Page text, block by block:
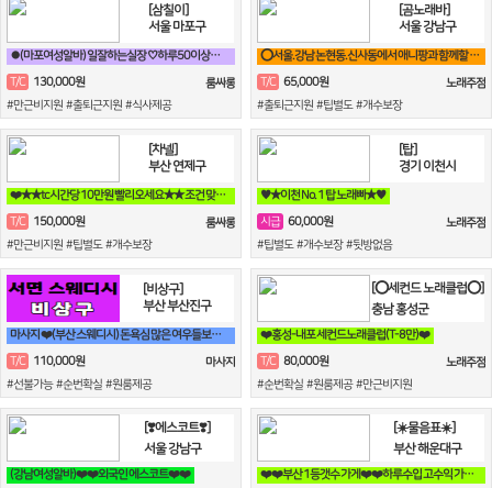
[삼칠이]
서울 마포구
⏺(마포여성알바) 일잘하는실장 ♡하루50이상♡90분♡당일지급♡훈훈⏺
T/C
130,000원
룸싸롱
#만근비지원 #출퇴근지원 #식사제공
[곰노래바]
서울 강남구
⭕서울.강남 논현동.신사동에서 애니팡과 함께할 가족모집⭕
T/C 65,000원
노래주점
#출퇴근지원 #팁별도 #개수보장
[차넬]
부산 연제구
❤️★★tc시간당 10만원 빨리오세요★★ 조건 맞춰 드림❤️
T/C
150,000원
룸싸롱
#만근비지원 #팁별도 #개수보장
[탑]
경기 이천시
♥️★이천 No. 1 탑 노래빠★♥️
시급 60,000원
노래주점
#팁별도 #개수보장 #뒷방없음
[비상구]
부산 부산진구
마사지 ❤️(부산 스웨디시) 돈욕심 많은 여우들보세요~❤️
T/C
110,000원
마사지
#선불가능 #순번확실 #원룸제공
[⭕세컨드 노래클럽⭕]
충남 홍성군
❤️홍성-내포 세컨드노래클럽(T-8만)❤️
T/C 80,000원
노래주점
#순번확실 #원룸제공 #만근비지원
[❣️에스코트❣️]
서울 강남구
(강남여성알바)❤️❤️외국인 에스코트❤️❤️
[☀️물음표☀️]
부산 해운대구
❤️❤️부산 1등갯수 가게❤️❤️하루수입 고수익 가능❤️❤️